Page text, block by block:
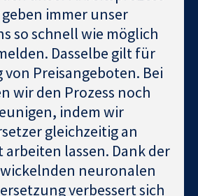
immer unser
so schnell wie möglich
Dasselbe gilt für
Preisangeboten. Bei
wir den Prozess noch
indem wir
gleichzeitig an
lassen. Dank der
neuronalen
verbessert sich